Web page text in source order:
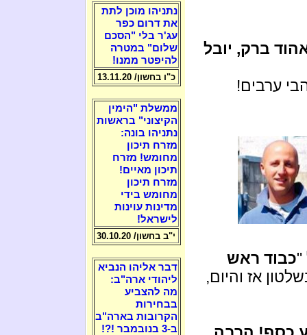
ברק, יובל
ערבים!
"כבוד ראש
אז והיום,
נתניהו מוכן לתת
את דרום כפר
עג'ר בלי "הסכם
שלום" במטרה
להיפטר ממנו!
כ"ו בחשון/ 13.11.20
ממשלת "הימין
הקיצוני" בראשות
נתניהו בונה:
מזרח תיכון
מחומש! מזרח
תיכון מאיים!
מזרח תיכון
מחומש בידי
מדינות עוינות
לישראל!
י"ב בחשון/ 30.10.20
דבר אליהו הנביא
ליהודי ארה"ב:
מה להצביע
בבחירות
הקרובות בארה"ב
ב-3 בנובמבר !?!